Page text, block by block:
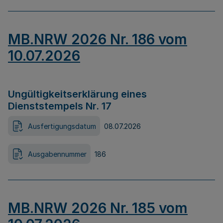
MB.NRW 2026 Nr. 186 vom
10.07.2026
Ungültigkeitserklärung eines
Dienststempels Nr. 17
Ausfertigungsdatum 08.07.2026
Ausgabennummer 186
MB.NRW 2026 Nr. 185 vom